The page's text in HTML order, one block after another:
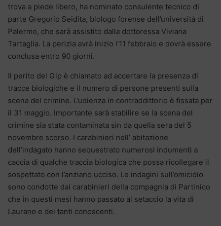
trova a piede libero, ha nominato consulente tecnico di
parte Gregorio Seidita, biologo forense dell’università di
Palermo, che sarà assistito dalla dottoressa Viviana
Tartaglia. La perizia avrà inizio l’11 febbraio e dovrà essere
conclusa entro 90 giorni.
Il perito del Gip è chiamato ad accertare la presenza di
tracce biologiche e il numero di persone presenti sulla
scena del crimine. L’udienza in contraddittorio è fissata per
il 31 maggio. Importante sarà stabilire se la scena del
crimine sia stata contaminata sin da quella sera del 5
novembre scorso. I carabinieri nell’ abitazione
dell’indagato hanno sequestrato numerosi indumenti a
caccia di qualche traccia biologica che possa ricollegare il
sospettato con l’anziano ucciso. Le indagini sull’omicidio
sono condotte dai carabinieri della compagnia di Partinico
che in questi mesi hanno passato al setaccio la vita di
Laurano e dei tanti conoscenti.